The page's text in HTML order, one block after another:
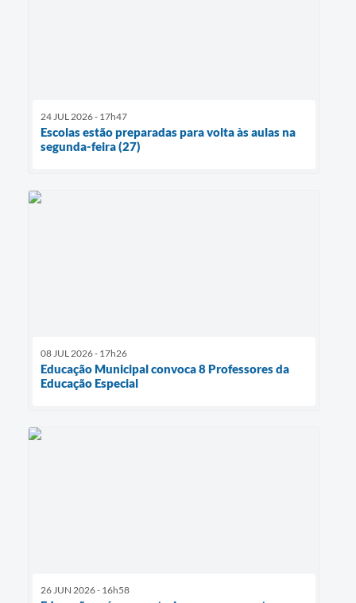
24 JUL 2026 - 17h47
Escolas estão preparadas para volta às aulas na
segunda-feira (27)
08 JUL 2026 - 17h26
Educação Municipal convoca 8 Professores da
Educação Especial
26 JUN 2026 - 16h58